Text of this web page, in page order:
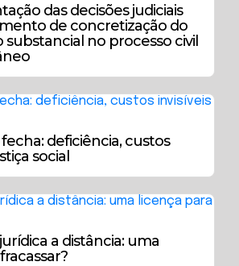
das decisões judiciais
de concretização do
no processo civil
deficiência, custos
social
a distância: uma